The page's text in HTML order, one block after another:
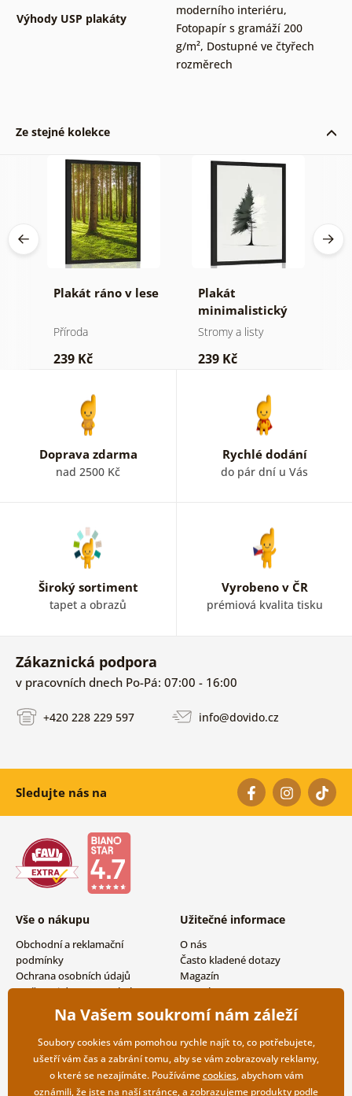
Výhody USP plakáty
moderního interiéru,
Fotopapír s gramáží 200
g/m², Dostupné ve čtyřech
rozměrech
Ze stejné kolekce
Plakát ráno v lese
Příroda
239 Kč
Plakát
minimalistický
jehličnatý strom
Stromy a listy
239 Kč
Doprava zdarma
nad 2500 Kč
Rychlé dodání
do pár dní u Vás
Široký sortiment
tapet a obrazů
Vyrobeno v ČR
prémiová kvalita tisku
Zákaznická podpora
v pracovních dnech Po-Pá: 07:00 - 16:00
+420 228 229 597 info@dovido.cz
Sledujte nás na
Vše o nákupu
Obchodní a reklamační
podmínky
Ochrana osobních údajů
Možnosti dopravy a platby
Vrácení zboží
Užitečné informace
O nás
Často kladené dotazy
Magazín
Kontakty
Velkoobchodní spolupráce
Na Vašem soukromí nám záleží
Soubory cookies vám pomohou rychle najít to, co potřebujete,
ušetří vám čas a zabrání tomu, aby se vám zobrazovaly reklamy,
o které se nezajímáte. Používámecookies, abychom vám
oznámili, že jste na naší stránce, a zobrazujeme produkty podle